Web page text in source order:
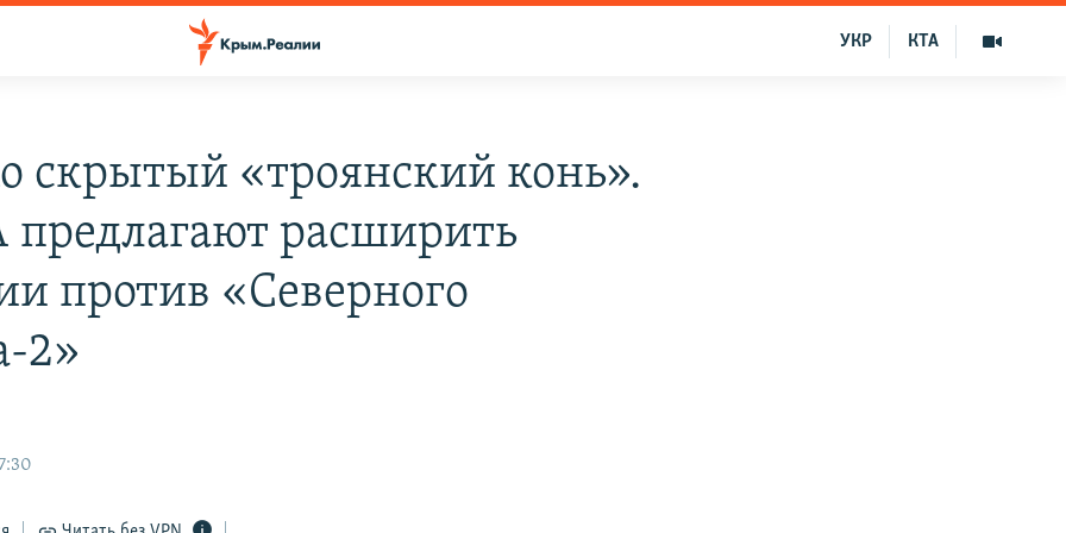
КТА
УКР
скрытый «троянский конь».
расширить
против «Северного
2»